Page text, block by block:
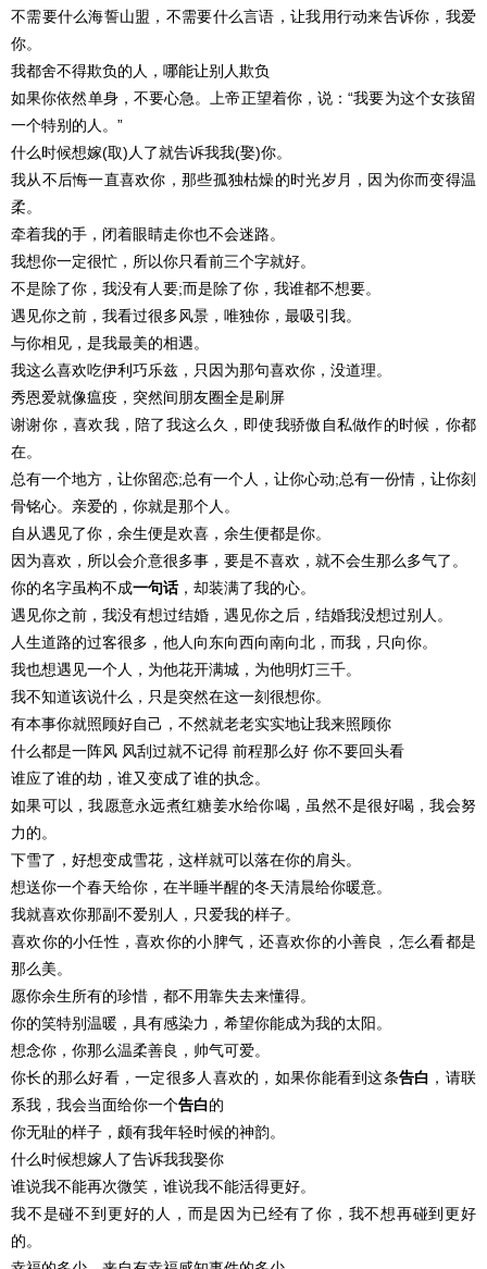
不需要什么海誓山盟，不需要什么言语，让我用行动来告诉你，我爱
你。
我都舍不得欺负的人，哪能让别人欺负
如果你依然单身，不要心急。上帝正望着你，说：“我要为这个女孩留
一个特别的人。”
什么时候想嫁(取)人了就告诉我我(娶)你。
我从不后悔一直喜欢你，那些孤独枯燥的时光岁月，因为你而变得温
柔。
牵着我的手，闭着眼睛走你也不会迷路。
我想你一定很忙，所以你只看前三个字就好。
不是除了你，我没有人要;而是除了你，我谁都不想要。
遇见你之前，我看过很多风景，唯独你，最吸引我。
与你相见，是我最美的相遇。
我这么喜欢吃伊利巧乐兹，只因为那句喜欢你，没道理。
秀恩爱就像瘟疫，突然间朋友圈全是刷屏
谢谢你，喜欢我，陪了我这么久，即使我骄傲自私做作的时候，你都
在。
总有一个地方，让你留恋;总有一个人，让你心动;总有一份情，让你刻
骨铭心。亲爱的，你就是那个人。
自从遇见了你，余生便是欢喜，余生便都是你。
因为喜欢，所以会介意很多事，要是不喜欢，就不会生那么多气了。
你的名字虽构不成一句话，却装满了我的心。
遇见你之前，我没有想过结婚，遇见你之后，结婚我没想过别人。
人生道路的过客很多，他人向东向西向南向北，而我，只向你。
我也想遇见一个人，为他花开满城，为他明灯三千。
我不知道该说什么，只是突然在这一刻很想你。
有本事你就照顾好自己，不然就老老实实地让我来照顾你
什么都是一阵风 风刮过就不记得 前程那么好 你不要回头看
谁应了谁的劫，谁又变成了谁的执念。
如果可以，我愿意永远煮红糖姜水给你喝，虽然不是很好喝，我会努
力的。
下雪了，好想变成雪花，这样就可以落在你的肩头。
想送你一个春天给你，在半睡半醒的冬天清晨给你暖意。
我就喜欢你那副不爱别人，只爱我的样子。
喜欢你的小任性，喜欢你的小脾气，还喜欢你的小善良，怎么看都是
那么美。
愿你余生所有的珍惜，都不用靠失去来懂得。
你的笑特别温暖，具有感染力，希望你能成为我的太阳。
想念你，你那么温柔善良，帅气可爱。
你长的那么好看，一定很多人喜欢的，如果你能看到这条告白 ，请联
系我，我会当面给你一个告白的
你无耻的样子，颇有我年轻时候的神韵。
什么时候想嫁人了告诉我我娶你
谁说我不能再次微笑，谁说我不能活得更好。
我不是碰不到更好的人，而是因为已经有了你，我不想再碰到更好
的。